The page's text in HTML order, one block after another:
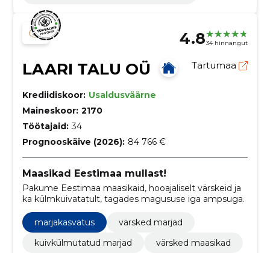
4.834 hinnangut
LAARI TALU OÜ Tartumaa
Krediidiskoor: Usaldusväärne
Maineskoor: 2170
Töötajaid: 34
Prognooskäive (2026): 84 766 €
Maasikad Eestimaa mullast!
Pakume Eestimaa maasikaid, hooajaliselt värskeid ja
ka külmkuivatatult, tagades magususe iga ampsuga.
marjakasvatus
värsked marjad
kuivkülmutatud marjad
värsked maasikad